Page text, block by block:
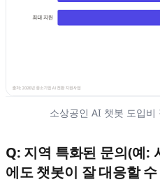
소상공인 AI 챗봇 도입
Q: 지역 특화된 문의(예:
에도 챗봇이 잘 대응할